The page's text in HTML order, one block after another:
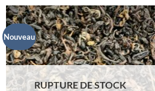
Nouveau
RUPTURE DE STOCK